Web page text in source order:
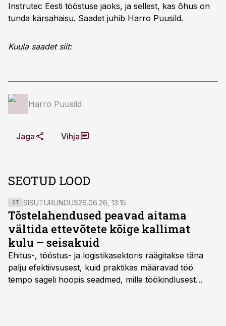
Instrutec Eesti tööstuse jaoks, ja sellest, kas õhus on
tunda kärsahaisu. Saadet juhib Harro Puusild.
Kuula saadet siit:
Harro Puusild
Jaga Vihja
SEOTUD LOOD
ST SISUTURUNDUS26.06.26, 13:15
Tõstelahendused peavad aitama
vältida ettevõtete kõige kallimat
kulu – seisakuid
Ehitus-, tööstus- ja logistikasektoris räägitakse täna
palju efektiivsusest, kuid praktikas määravad töö
tempo sageli hoopis seadmed, mille töökindlusest